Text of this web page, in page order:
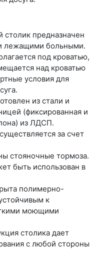
предназначен
лежащими больными.
под кроватью,
над кроватью
условия для
из стали и
(фиксированная и
из ЛДСП.
за счет
стояночные тормоза.
быть использован в
полимерно-
к
моющими
столика дает
с любой стороны